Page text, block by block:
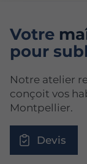
Votre
pour
Notre atelier
conçoit vos
Montpellier.
Devis